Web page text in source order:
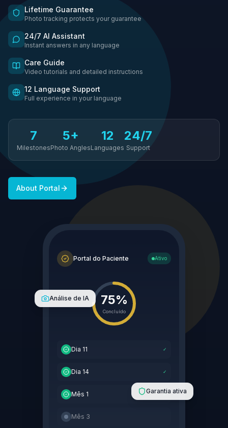
Portal do Paciente Ativo
75%
Concluído
Dia 11 ✓
Dia 14 ✓
Mês 1 ✓
Mês 3
Análise de IA
Garantia ativa
Lifetime Guarantee
Photo tracking protects your guarantee
24/7 AI Assistant
Instant answers in any language
Care Guide
Video tutorials and detailed instructions
12 Language Support
Full experience in your language
7
Milestones
5+
Photo Angles
12
Languages
24/7
Support
About Portal